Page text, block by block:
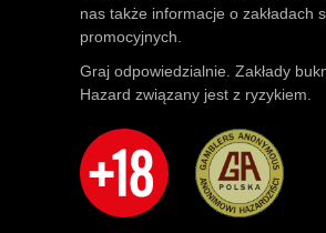
nas także informacje o zakładach
promocyjnych.
Graj odpowiedzialnie. Zakłady
Hazard związany jest z ryzykiem.